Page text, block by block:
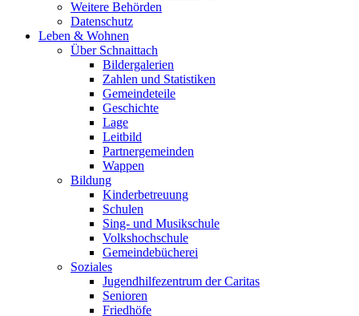
Weitere Behörden
Datenschutz
Leben & Wohnen
Über Schnaittach
Bildergalerien
Zahlen und Statistiken
Gemeindeteile
Geschichte
Lage
Leitbild
Partnergemeinden
Wappen
Bildung
Kinderbetreuung
Schulen
Sing- und Musikschule
Volkshochschule
Gemeindebücherei
Soziales
Jugendhilfezentrum der Caritas
Senioren
Friedhöfe